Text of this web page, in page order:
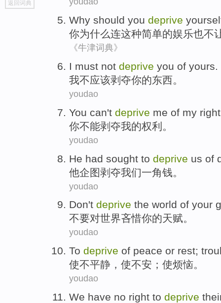
top
返回词典
Why should you deprive
你为什么连这种简单的娱乐也不
《牛津词典》
I must not deprive you of yours.
我不应该剥夺你的东西。
youdao
You can't deprive me of my right
你不能剥夺我的权利 。
youdao
He had sought to deprive us of
他企图剥夺我们一角钱。
youdao
Don't deprive the world of your
不要对世界吝惜你的天赋。
youdao
To deprive of peace or rest;
使不平静，使不安；使烦恼。
youdao
We have no right to deprive